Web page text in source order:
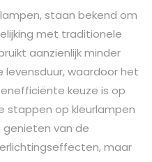
staan bekend om
met traditionele
aanzienlijk minder
waardoor het
keuze is op
stappen op kleurlampen
genieten van de
maar